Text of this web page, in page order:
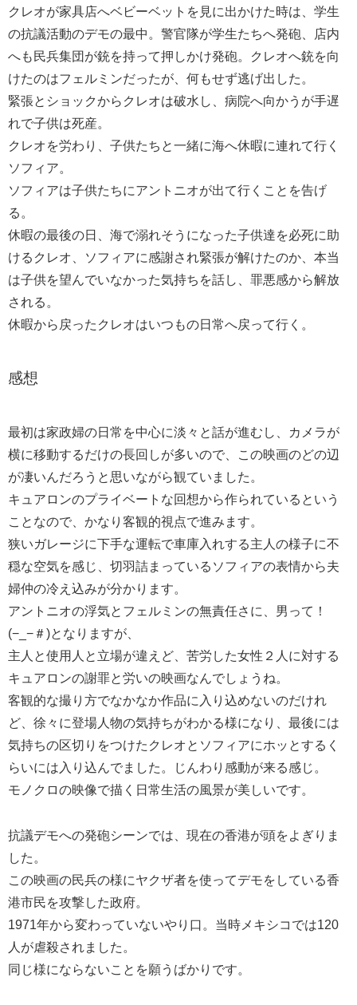
クレオが家具店へベビーベットを見に出かけた時は、学生
の抗議活動のデモの最中。警官隊が学生たちへ発砲、店内
へも民兵集団が銃を持って押しかけ発砲。クレオへ銃を向
けたのはフェルミンだったが、何もせず逃げ出した。
緊張とショックからクレオは破水し、病院へ向かうが手遅
れで子供は死産。
クレオを労わり、子供たちと一緒に海へ休暇に連れて行く
ソフィア。
ソフィアは子供たちにアントニオが出て行くことを告げ
る。
休暇の最後の日、海で溺れそうになった子供達を必死に助
けるクレオ、ソフィアに感謝され緊張が解けたのか、本当
は子供を望んでいなかった気持ちを話し、罪悪感から解放
される。
休暇から戻ったクレオはいつもの日常へ戻って行く。
感想
最初は家政婦の日常を中心に淡々と話が進むし、カメラが
横に移動するだけの長回しが多いので、この映画のどの辺
が凄いんだろうと思いながら観ていました。
キュアロンのプライベートな回想から作られているという
ことなので、かなり客観的視点で進みます。
狭いガレージに下手な運転で車庫入れする主人の様子に不
穏な空気を感じ、切羽詰まっているソフィアの表情から夫
婦仲の冷え込みが分かります。
アントニオの浮気とフェルミンの無責任さに、男って！
(−_−＃)となりますが、
主人と使用人と立場が違えど、苦労した女性２人に対する
キュアロンの謝罪と労いの映画なんでしょうね。
客観的な撮り方でなかなか作品に入り込めないのだけれ
ど、徐々に登場人物の気持ちがわかる様になり、最後には
気持ちの区切りをつけたクレオとソフィアにホッとするく
らいには入り込んでました。じんわり感動が来る感じ。
モノクロの映像で描く日常生活の風景が美しいです。
抗議デモへの発砲シーンでは、現在の香港が頭をよぎりま
した。
この映画の民兵の様にヤクザ者を使ってデモをしている香
港市民を攻撃した政府。
1971年から変わっていないやり口。当時メキシコでは120
人が虐殺されました。
同じ様にならないことを願うばかりです。